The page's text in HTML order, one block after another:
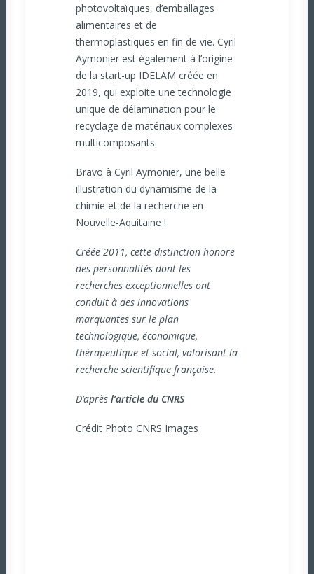
photovoltaïques, d’emballages
alimentaires et de
thermoplastiques en fin de vie. Cyril
Aymonier est également à l’origine
de la start-up IDELAM créée en
2019, qui exploite une technologie
unique de délamination pour le
recyclage de matériaux complexes
multicomposants.
Bravo à Cyril Aymonier, une belle
illustration du dynamisme de la
chimie et de la recherche en
Nouvelle-Aquitaine !
Créée 2011, cette distinction honore
des personnalités dont les
recherches exceptionnelles ont
conduit à des innovations
marquantes sur le plan
technologique, économique,
thérapeutique et social, valorisant la
recherche scientifique française.
D’après l’article du CNRS
Crédit Photo CNRS Images